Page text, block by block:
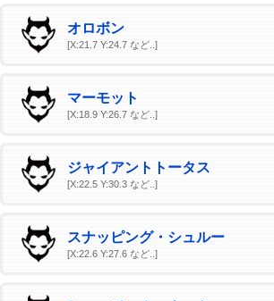
オロボン
[X:21.7 Y:24.7 など..]
マーモット
[X:18.9 Y:26.7 など..]
ジャイアントトータス
[X:22.5 Y:30.3 など..]
スナッピング・シュルー
[X:22.6 Y:27.6 など..]